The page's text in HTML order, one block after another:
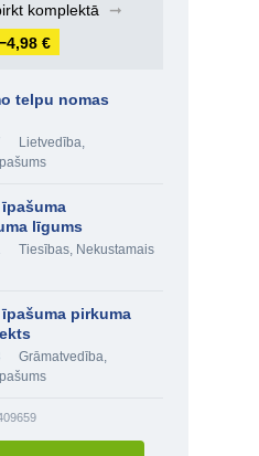
komplektā
➞
€
telpu nomas
Lietvedība,
līgums
Tiesības, Nekustamais
pirkuma
Grāmatvedība,